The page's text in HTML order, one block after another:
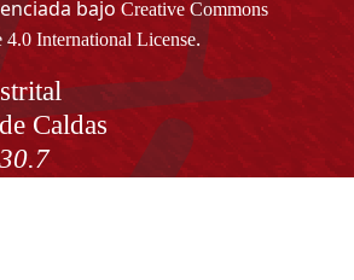
bajo Creative Commons
International License.
Caldas